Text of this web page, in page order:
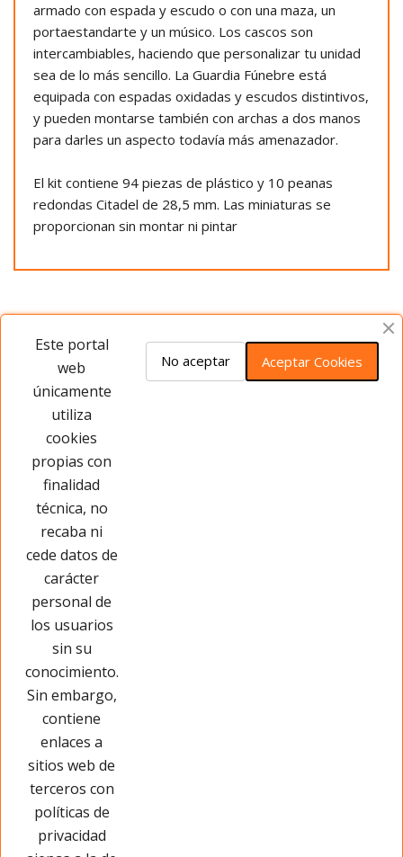
armado con espada y escudo o con una maza, un
portaestandarte y un músico. Los cascos son
intercambiables, haciendo que personalizar tu unidad
sea de lo más sencillo. La Guardia Fúnebre está
equipada con espadas oxidadas y escudos distintivos,
y pueden montarse también con archas a dos manos
para darles un aspecto todavía más amenazador.
El kit contiene 94 piezas de plástico y 10 peanas
redondas Citadel de 28,5 mm. Las miniaturas se
proporcionan sin montar ni pintar
Opiniones del producto
Este producto no tiene opiniones ¡Sé
Páginas Legales
Este portal
web
únicamente
utiliza
cookies
propias con
finalidad
técnica, no
recaba ni
cede datos de
carácter
personal de
los usuarios
sin su
conocimiento.
Sin embargo,
contiene
enlaces a
sitios web de
terceros con
políticas de
privacidad
Aceptar Cookies
No aceptar